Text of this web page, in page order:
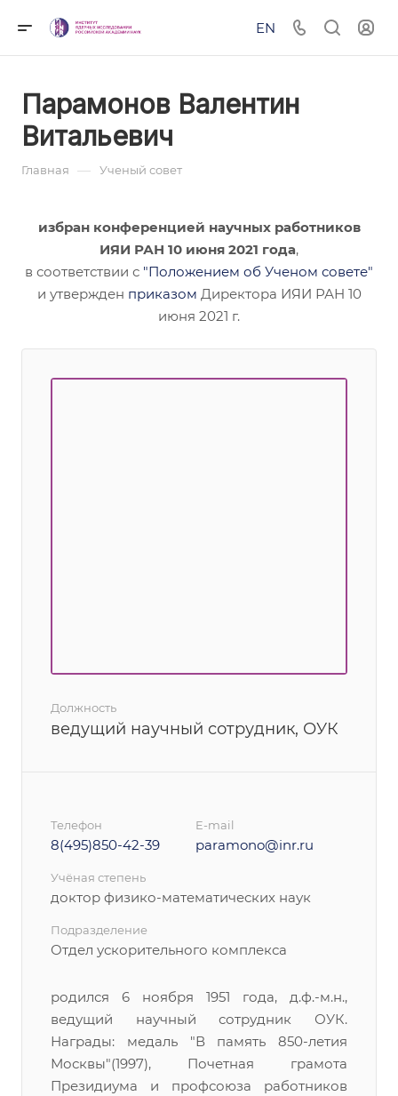
EN
Парамонов Валентин
Витальевич
Главная — Ученый совет
избран конференцией научных работников
ИЯИ РАН 10 июня 2021 года,
в соответствии с "Положением об Ученом совете"
и утвержден приказом Директора ИЯИ РАН 10
июня 2021 г.
Должность
ведущий научный сотрудник, ОУК
Телефон
8(495)850-42-39
E-mail
paramono@inr.ru
Учёная степень
доктор физико-математических наук
Подразделение
Отдел ускорительного комплекса
родился 6 ноября 1951 года, д.ф.-м.н.,
ведущий научный сотрудник ОУК.
Награды: медаль "В память 850-летия
Москвы"(1997), Почетная грамота
Президиума и профсоюза работников